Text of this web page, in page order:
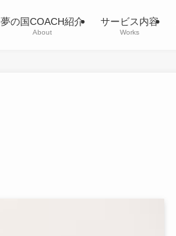
夢の国COACH紹介
About
サービス内容
Works